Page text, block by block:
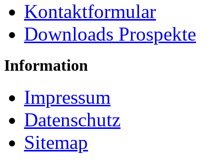
Kontaktformular
Downloads Prospekte
Information
Impressum
Datenschutz
Sitemap